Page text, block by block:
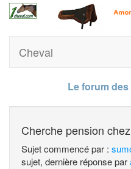
Cheval
Le forum
Cherche pension
Sujet commencé par :
sujet, dernière réponse par